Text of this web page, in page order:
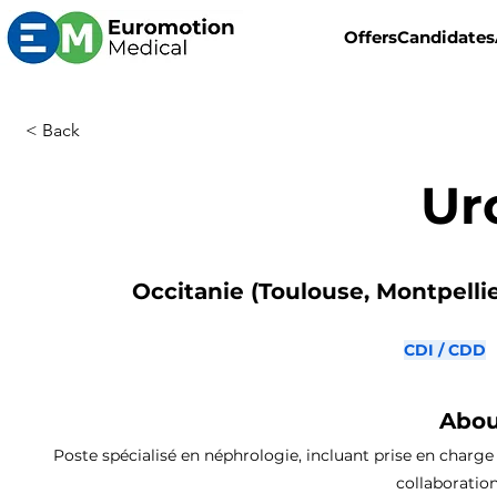
OffersCandidates
< Back
Occitanie (Toulouse,
CDI / CDD
Poste spécialisé en néphrologie, incluant prise en